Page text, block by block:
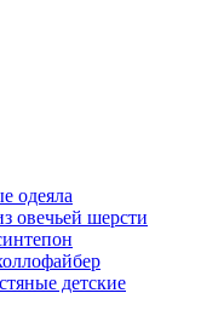
одеяла
овечьей шерсти
детские